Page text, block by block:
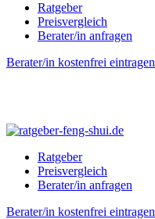
Ratgeber
Preisvergleich
Berater/in anfragen
Berater/in kostenfrei eintragen
Ratgeber
Preisvergleich
Berater/in anfragen
Berater/in kostenfrei eintragen